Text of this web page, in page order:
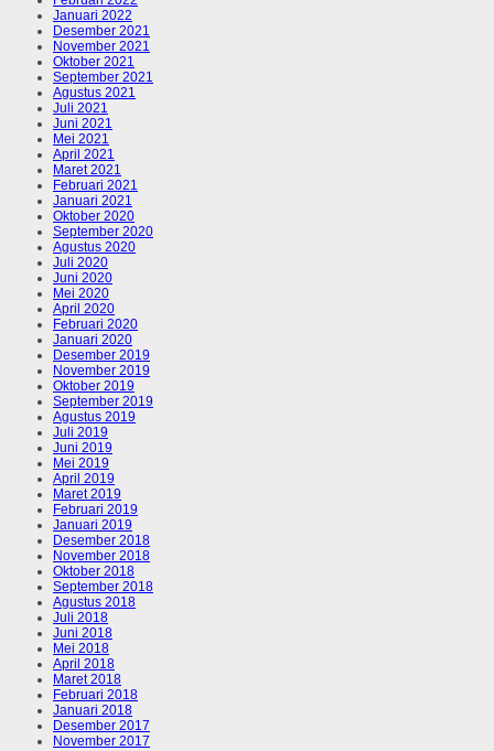
Januari 2022
Desember 2021
November 2021
Oktober 2021
September 2021
Agustus 2021
Juli 2021
Juni 2021
Mei 2021
April 2021
Maret 2021
Februari 2021
Januari 2021
Oktober 2020
September 2020
Agustus 2020
Juli 2020
Juni 2020
Mei 2020
April 2020
Februari 2020
Januari 2020
Desember 2019
November 2019
Oktober 2019
September 2019
Agustus 2019
Juli 2019
Juni 2019
Mei 2019
April 2019
Maret 2019
Februari 2019
Januari 2019
Desember 2018
November 2018
Oktober 2018
September 2018
Agustus 2018
Juli 2018
Juni 2018
Mei 2018
April 2018
Maret 2018
Februari 2018
Januari 2018
Desember 2017
November 2017